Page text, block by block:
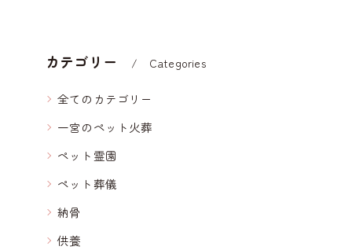
カテゴリー Categories
全てのカテゴリー
一宮のペット火葬
ペット霊園
ペット葬儀
納骨
供養